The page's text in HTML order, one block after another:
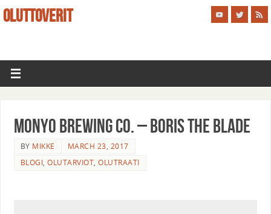
OLUTTOVERIT
Monyo Brewing Co. – Boris The Blade
BY MIKKE
MARCH 23, 2017
BLOGI,OLUTARVIOT,OLUTRAATI